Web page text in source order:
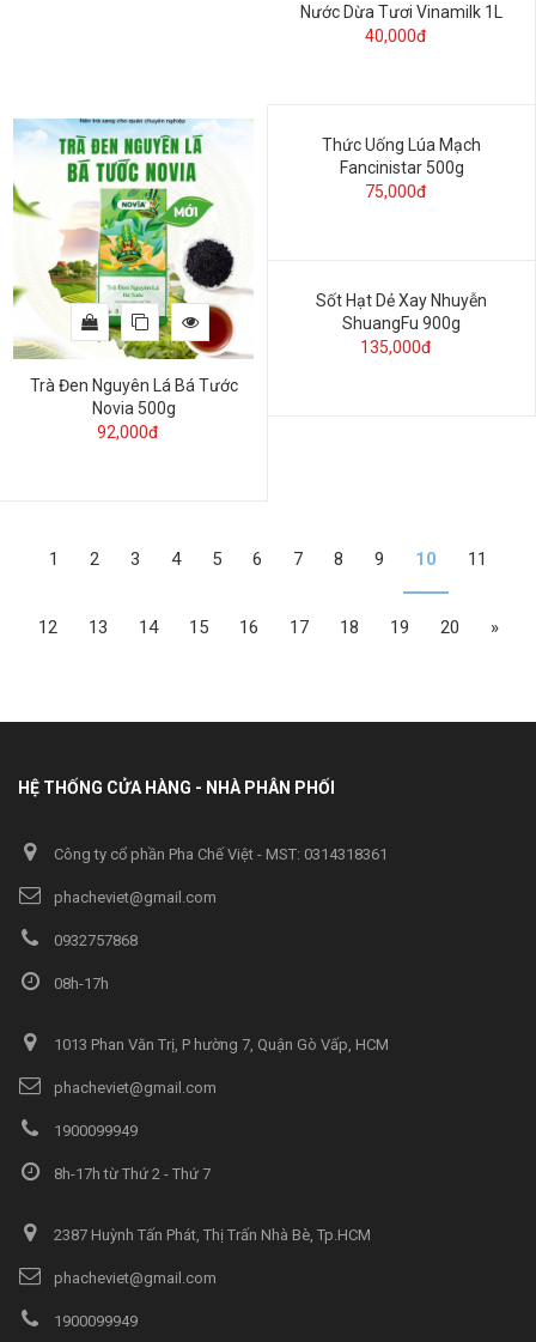
Nước Dừa Tươi Vinamilk 1L
40,000đ
Trà Đen Nguyên Lá Bá Tước
Novia 500g
92,000đ
Thức Uống Lúa Mạch
Fancinistar 500g
75,000đ
Sốt Hạt Dẻ Xay Nhuyễn
ShuangFu 900g
135,000đ
1 2 3 4 5 6 7 8 9 10 11
12 13 14 15 16 17 18 19 20 »
HỆ THỐNG CỬA HÀNG - NHÀ PHÂN PHỐI
Công ty cổ phần Pha Chế Việt - MST: 0314318361
phacheviet@gmail.com
0932757868
08h-17h
1013 Phan Văn Trị, P hường 7, Quận Gò Vấp, HCM
phacheviet@gmail.com
1900099949
8h-17h từ Thứ 2 - Thứ 7
2387 Huỳnh Tấn Phát, Thị Trấn Nhà Bè, Tp.HCM
phacheviet@gmail.com
1900099949